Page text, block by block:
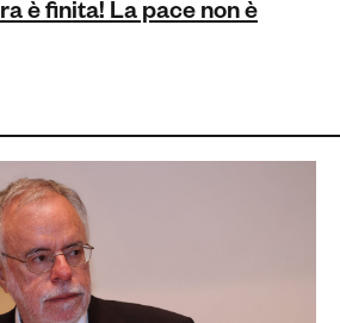
è finita! La pace non è